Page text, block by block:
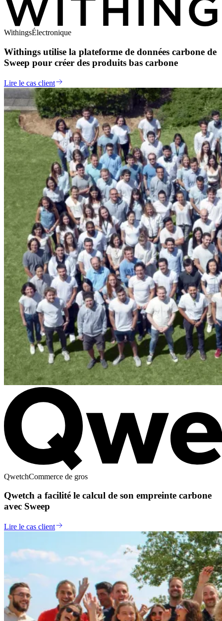
WithingsÉlectronique
Withings utilise la plateforme de données carbone de
Sweep pour créer des produits bas carbone
Lire le cas client
QwetchCommerce de gros
Qwetch a facilité le calcul de son empreinte carbone
avec Sweep
Lire le cas client